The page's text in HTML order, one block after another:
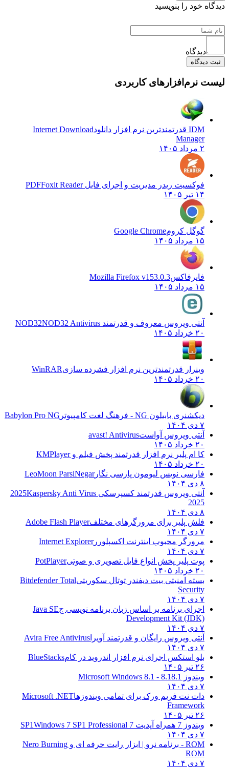
خود را بنویسید
دیدگاه
نرم‌افزارهای کاربردی
Internet Download
Manager
فوکسیت ریدر مدیریت و اجرای فایل PDFFoxit Reader
گوگل کروم Google Chrome
فایرفاکس Mozilla Firefox v153.0.3
آنتی ویروس معروف و قدرتمند NOD32NOD32 Antivirus
وینرار قدرتمندترین نرم افزار فشرده سازی WinRAR
دیکشنری بابیلون NG - فرهنگ لغت کامپیوتر
Babylon Pro NG
آنتی ویروس آواست avast! Antivirus
کا ام پلیر نرم افزار قدرتمند پخش فیلم وKMPlayer
فارسی نویس لیومون پارسی نگارLeoMoon ParsiNegar
آنتی ویروس قدرتمند کسپرسکی 2025 Kaspersky Anti Virus
فلش پلیر برای مرورگرهای مختلفAdobe Flash Player
مرورگر محبوب اینترنت اکسپلوررInternet Explorer
پوت پلیر پخش انواع فایل تصویری و صوتی PotPlayer
بسته امنیتی بیت دیفندر توتال سکوریتیBitdefender Total
Security
اجرای برنامه بر اساس زبان برنامه نویسی جJava SE
Development Kit (JDK)
آنتی ویروس رایگان و قدرتمند آویراAvira Free Antivirus
بلو استکس اجرای نرم افزار اندروید در کامBlueStacks
ویندوز 8.18.1 - Microsoft Windows 8.1
دات نت فریم ورک برای تمامی ویندوزهاMicrosoft .NET
Framework
ویندوز 7 همراه آپدیت 7 SP1
Windows 7 SP1 Professional
ROM - برنامه نرو | ابزار رایت حرفه ای و
Nero Burning